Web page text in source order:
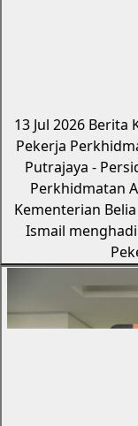
13 Jul 2026 Berita
Pekerja
Putrajaya -
Perkhidmatan
Kementerian
Ismail